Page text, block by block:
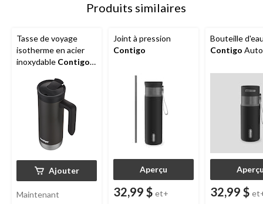
Produits similaires
Tasse de voyage
isotherme en acier
inoxydable Contigo
couvercle, gris, 20 oz
Ajouter
Maintenant
Joint à pression
Contigo
Aperçu
32,99 $ et+
Bouteille
Contigo
32,99 $